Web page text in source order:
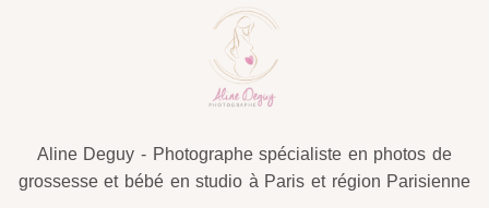
Aline Deguy - Photographe spécialiste en photos de
grossesse et bébé en studio à Paris et région Parisienne